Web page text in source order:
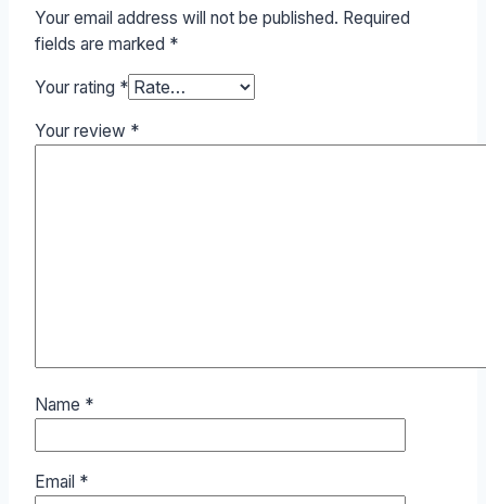
Your email address will not be published. Required
fields are marked *
Your rating *
Your review *
Name *
Email *